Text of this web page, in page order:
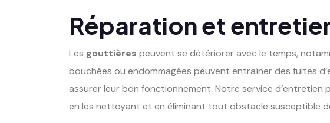
Réparation et
Les gouttières peuvent se détériorer avec le temps,
bouchées ou endommagées peuvent entraîner des fuites
assurer leur bon fonctionnement. Notre service
en les nettoyant et en éliminant tout obstacle susceptible